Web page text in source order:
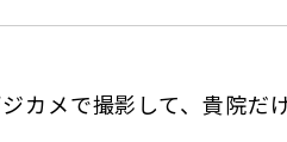
カメで撮影して、貴院だ